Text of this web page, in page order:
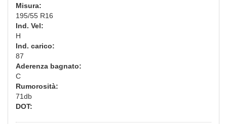
Misura:
195/55 R16
Ind. Vel:
H
Ind. carico:
87
Aderenza bagnato:
C
Rumorosità:
71db
DOT: